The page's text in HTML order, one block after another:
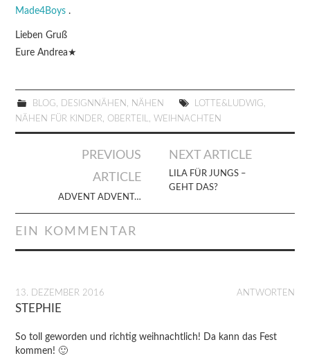
Made4Boys .
Lieben Gruß
Eure Andrea★
BLOG, DESIGNNÄHEN , NÄHEN LOTTE&LUDWIG,
NÄHEN FÜR KINDER, OBERTEIL, WEIHNACHTEN
Navigation
PREVIOUS
ARTICLE
ADVENT ADVENT…
NEXT ARTICLE
LILA FÜR JUNGS –
GEHT DAS?
EIN KOMMENTAR
ANTWORTEN
13. DEZEMBER 2016
STEPHIE
So toll geworden und richtig weihnachtlich! Da kann das Fest
kommen! 🙂